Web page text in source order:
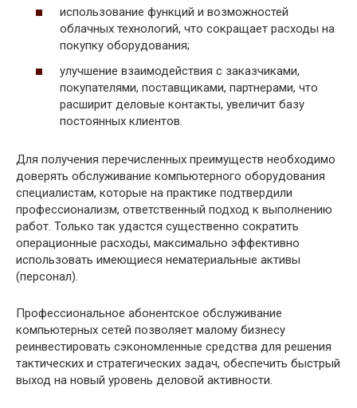
использование функций и возможностей
облачных технологий, что сокращает расходы на
покупку оборудования;
улучшение взаимодействия с заказчиками,
покупателями, поставщиками, партнерами, что
расширит деловые контакты, увеличит базу
постоянных клиентов.
Для получения перечисленных преимуществ необходимо
доверять обслуживание компьютерного оборудования
специалистам, которые на практике подтвердили
профессионализм, ответственный подход к выполнению
работ. Только так удастся существенно сократить
операционные расходы, максимально эффективно
использовать имеющиеся нематериальные активы
(персонал).
Профессиональное абонентское обслуживание
компьютерных сетей позволяет малому бизнесу
реинвестировать сэкономленные средства для решения
тактических и стратегических задач, обеспечить быстрый
выход на новый уровень деловой активности.